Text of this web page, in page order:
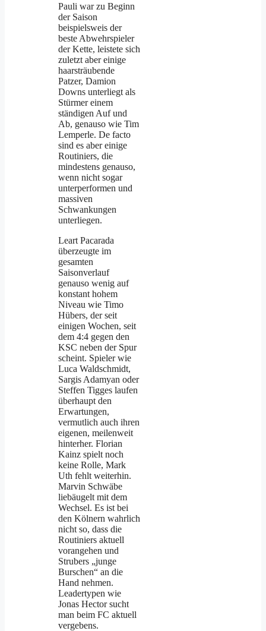
Pauli war zu Beginn
der Saison
beispielsweis der
beste Abwehrspieler
der Kette, leistete sich
zuletzt aber einige
haarsträubende
Patzer, Damion
Downs unterliegt als
Stürmer einem
ständigen Auf und
Ab, genauso wie Tim
Lemperle. De facto
sind es aber einige
Routiniers, die
mindestens genauso,
wenn nicht sogar
unterperformen und
massiven
Schwankungen
unterliegen.
Leart Pacarada
überzeugte im
gesamten
Saisonverlauf
genauso wenig auf
konstant hohem
Niveau wie Timo
Hübers, der seit
einigen Wochen, seit
dem 4:4 gegen den
KSC neben der Spur
scheint. Spieler wie
Luca Waldschmidt,
Sargis Adamyan oder
Steffen Tigges laufen
überhaupt den
Erwartungen,
vermutlich auch ihren
eigenen, meilenweit
hinterher. Florian
Kainz spielt noch
keine Rolle, Mark
Uth fehlt weiterhin.
Marvin Schwäbe
liebäugelt mit dem
Wechsel. Es ist bei
den Kölnern wahrlich
nicht so, dass die
Routiniers aktuell
vorangehen und
Strubers „junge
Burschen“ an die
Hand nehmen.
Leadertypen wie
Jonas Hector sucht
man beim FC aktuell
vergebens.